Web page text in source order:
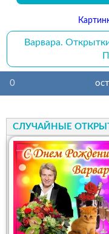
Варвара.
0
СЛУЧАЙНЫЕ